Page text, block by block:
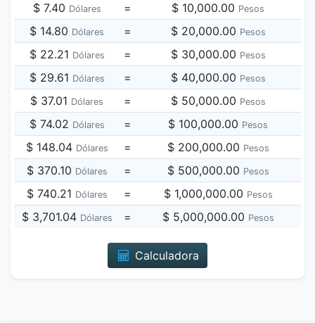
$ 7.40 Dólares = $ 10,000.00 Pesos
$ 14.80 Dólares = $ 20,000.00 Pesos
$ 22.21 Dólares = $ 30,000.00 Pesos
$ 29.61 Dólares = $ 40,000.00 Pesos
$ 37.01 Dólares = $ 50,000.00 Pesos
$ 74.02 Dólares = $ 100,000.00 Pesos
$ 148.04 Dólares = $ 200,000.00 Pesos
$ 370.10 Dólares = $ 500,000.00 Pesos
$ 740.21 Dólares = $ 1,000,000.00 Pesos
$ 3,701.04 Dólares = $ 5,000,000.00 Pesos
Calculadora